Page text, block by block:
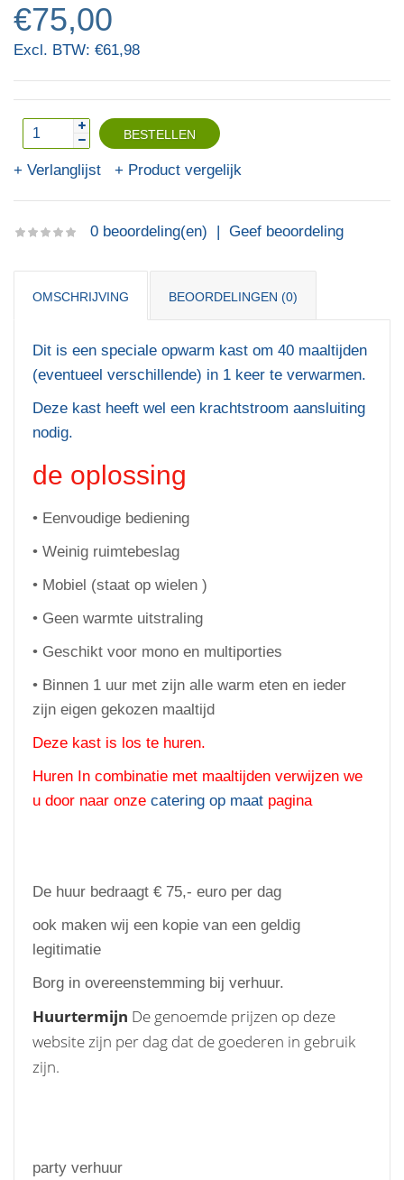
€75,00
Excl. BTW: €61,98
Verlanglijst Product vergelijk
0 beoordeling(en) | Geef beoordeling
OMSCHRIJVING BEOORDELINGEN (0)
Dit is een speciale opwarm kast om 40 maaltijden
(eventueel verschillende) in 1 keer te verwarmen.
Deze kast heeft wel een krachtstroom aansluiting
nodig.
de oplossing
• Eenvoudige bediening
• Weinig ruimtebeslag
• Mobiel (staat op wielen )
• Geen warmte uitstraling
• Geschikt voor mono en multiporties
• Binnen 1 uur met zijn alle warm eten en ieder
zijn eigen gekozen maaltijd
Deze kast is los te huren.
Huren In combinatie met maaltijden verwijzen we
u door naar onze catering op maat pagina
De huur bedraagt € 75,- euro per dag
ook maken wij een kopie van een geldig
legitimatie
Borg in overeenstemming bij verhuur.
Huurtermijn De genoemde prijzen op deze
website zijn per dag dat de goederen in gebruik
zijn.
party verhuur